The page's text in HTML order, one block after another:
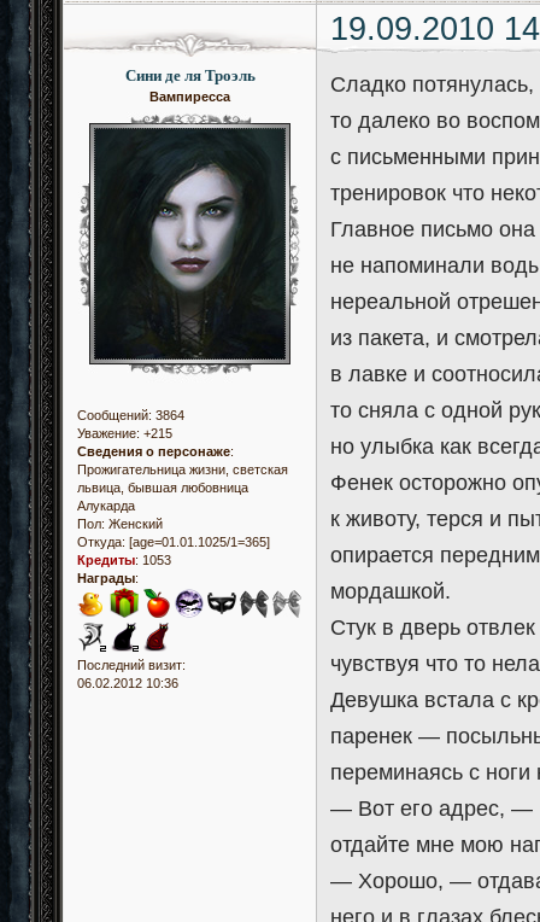
19.09.2010
Сини де ля Троэль
Вампиресса
Сообщений: 3864
Уважение: +215
Сведения о персонаже:
Прожигательница жизни, светская
львица, бывшая любовница
Алукарда
Пол: Женский
Откуда: [age=01.01.1025/1=365]
Кредиты: 1053
Награды:
Последний визит:
06.02.2012 10:36
Сладко
то далеко во
с письменными
тренировок что
Главное письмо
не напоминали
нереальной
из пакета, и
в лавке и
то сняла с одной
но улыбка как
Фенек осторожно
к животу, терся и
опирается
мордашкой.
Стук в дверь
чувствуя что то
Девушка встала с
паренек —
переминаясь с
— Вот его адрес, —
отдайте мне мою
— Хорошо, —